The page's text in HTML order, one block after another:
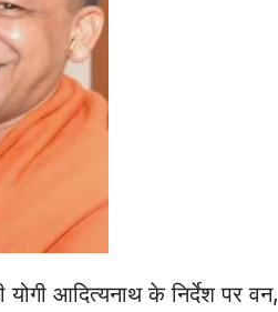
योगी आदित्यनाथ के निर्देश पर वन,